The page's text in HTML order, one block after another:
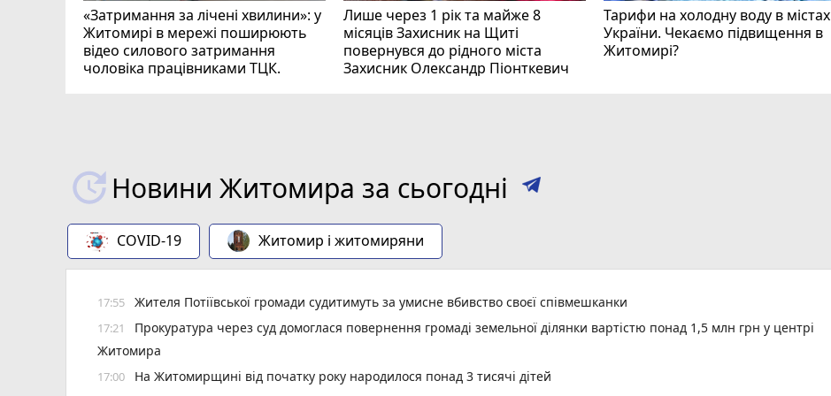
«Затримання за лічені хвилини»: у
Житомирі в мережі поширюють
відео силового затримання
чоловіка працівниками ТЦК.
Лише через 1 рік та майже 8
місяців Захисник на Щиті
повернувся до рідного міста
Захисник Олександр Піонткевич
Тарифи на холодну воду в містах
України. Чекаємо підвищення в
Житомирі?
Новини Житомира за сьогодні
COVID-19 Житомир і житомиряни
17:55 Жителя Потіївської громади судитимуть за умисне вбивство своєї співмешканки
17:21
Прокуратура через суд домоглася повернення громаді земельної ділянки вартістю понад 1,5 млн грн у центрі
Житомира
17:00 На Житомирщині від початку року народилося понад 3 тисячі дітей